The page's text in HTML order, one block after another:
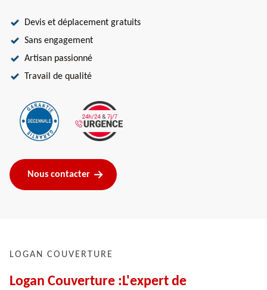
Devis et déplacement gratuits
Sans engagement
Artisan passionné
Travail de qualité
Nous contacter
LOGAN COUVERTURE
Logan Couverture :L'expert de